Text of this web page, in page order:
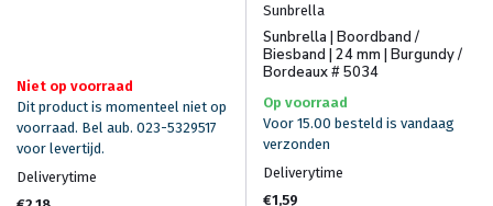
Niet op voorraad
Dit product is momenteel niet op
voorraad. Bel aub. 023-5329517
voor levertijd.
Deliverytime
Sunbrella
Sunbrella | Boordband /
Biesband | 24 mm | Burgundy /
Bordeaux # 5034
Op voorraad
Voor 15.00 besteld is vandaag
verzonden
Deliverytime
€1,59